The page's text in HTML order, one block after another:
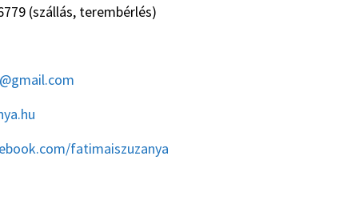
(szállás, terembérlés)
fatimaiszuzanya